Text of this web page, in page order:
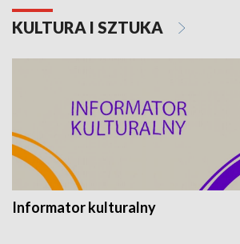
KULTURA I SZTUKA
Informator kulturalny